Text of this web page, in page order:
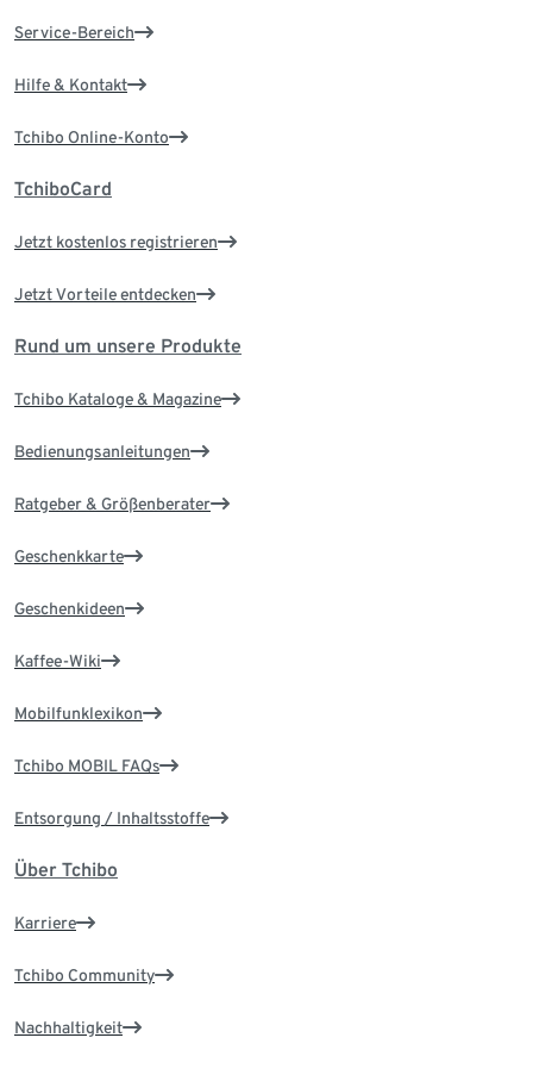
Service-Bereich
Hilfe & Kontakt
Tchibo Online-Konto
TchiboCard
Jetzt kostenlos registrieren
Jetzt Vorteile entdecken
Rund um unsere Produkte
Tchibo Kataloge & Magazine
Bedienungsanleitungen
Ratgeber & Größenberater
Geschenkkarte
Geschenkideen
Kaffee-Wiki
Mobilfunklexikon
Tchibo MOBIL FAQs
Entsorgung / Inhaltsstoffe
Über Tchibo
Karriere
Tchibo Community
Nachhaltigkeit